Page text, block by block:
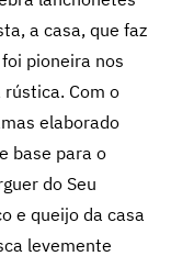
a casa, que faz
pioneira nos
Com o
elaborado
base para o
do Seu
e queijo da casa
levemente